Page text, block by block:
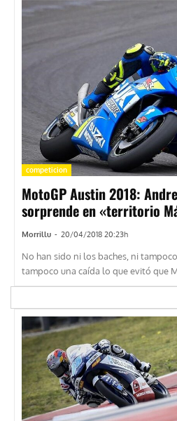
competicion
MotoGP Austin 2018:
sorprende en «territorio
Morrillu - 20/04/2018 20:23h
No han sido ni los baches, ni
tampoco una caída lo que evitó que